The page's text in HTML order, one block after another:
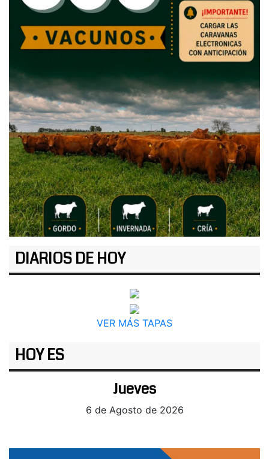
DIARIOS DE HOY
VER MÁS TAPAS
HOY ES
Jueves
6 de Agosto de 2026